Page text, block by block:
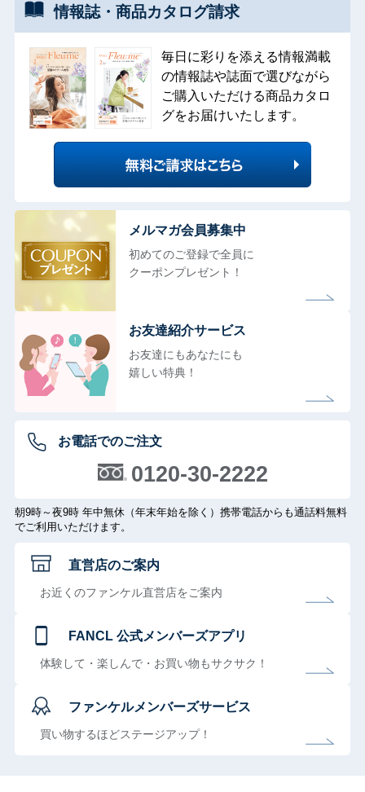
情報誌・ 商品カタログ請求
毎日に彩りを添える情報満載
の情報誌や誌面で選びながら
ご購入いただける商品カタロ
グをお届けいたします。
メルマガ会員募集中
初めてのご登録で全員に
クーポンプレゼント！
お友達紹介サービス
お友達にもあなたにも
嬉しい特典！
お電話でのご注文
0120-30-2222
朝9時～夜9時 年中無休（年末年始を除く）携帯電話からも通話料無料
でご利用いただけます。
直営店のご案内
お近くのファンケル直営店をご案内
FANCL 公式メンバーズアプリ
体験して・楽しんで・お買い物もサクサク！
ファンケルメンバーズサービス
買い物するほどステージアップ！